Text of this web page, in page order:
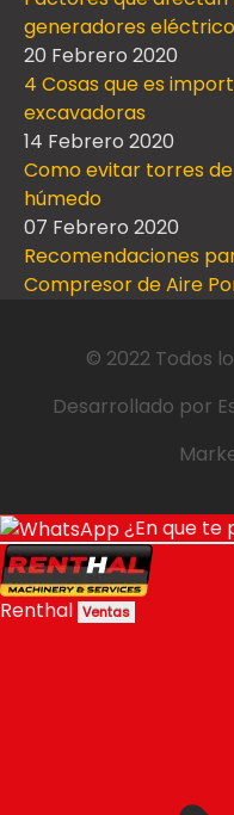
generadores
20 Febrero 2020
4 Cosas que es
excavadoras
14 Febrero 2020
Como evitar torres
húmedo
07 Febrero 2020
Recomendaciones
Compresor de Aire
© 2022 Todos
Desarrollado por
¿En que te
Renthal Ventas